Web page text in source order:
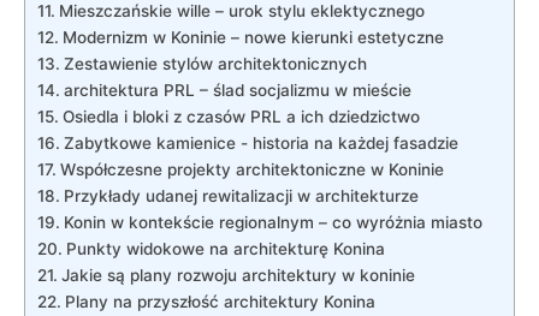
Mieszczańskie wille⁣ – urok stylu eklektycznego
Modernizm w Koninie⁤ – nowe kierunki ‌estetyczne
Zestawienie ‌stylów architektonicznych
architektura PRL – ślad socjalizmu w mieście
Osiedla i bloki z ​czasów PRL a​ ich dziedzictwo
Zabytkowe kamienice -⁣ historia ​na każdej fasadzie
Współczesne projekty architektoniczne‌ w Koninie
Przykłady udanej rewitalizacji w architekturze
Konin w kontekście regionalnym – co wyróżnia miasto
Punkty widokowe na architekturę Konina
Jakie są plany rozwoju architektury w koninie
Plany​ na przyszłość architektury Konina